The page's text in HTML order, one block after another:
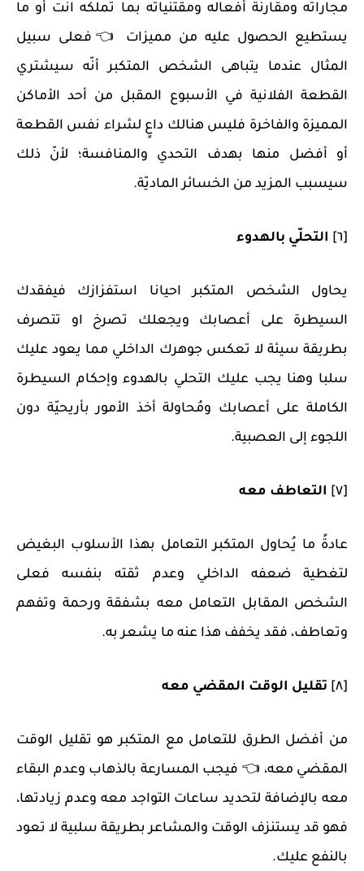
مجاراته ومقارنة أفعاله ومقتنياته بما تملكه انت أو ما
يستطيع الحصول عليه من مميزات 👈فعلى سبيل
المثال عندما يتباهى الشخص المتكبر أنّه سيشتري
القطعة الفلانية في الأسبوع المقبل من أحد الأماكن
المميزة والفاخرة فليس هنالك داعٍ لشراء نفس القطعة
أو أفضل منها بهدف التحدي والمنافسة؛ لأنّ ذلك
سيسبب المزيد من الخسائر الماديّة.
التحلّي بالهدوء
يحاول الشخص المتكبر احيانا استفزازك فيفقدك
السيطرة على أعصابك ويجعلك تصرخ او تتصرف
بطريقة سيئة لا تعكس جوهرك الداخلي مما يعود عليك
سلبا وهنا يجب عليك التحلي بالهدوء وإحكام السيطرة
الكاملة على أعصابك ومُحاولة أخذ الأمور بأريحيّة دون
اللجوء إلى العصبية.
التعاطف معه
عادةً ما يُحاول المتكبر التعامل بهذا الأسلوب البغيض
لتغطية ضعفه الداخلي وعدم ثقته بنفسه فعلى
الشخص المقابل التعامل معه بشفقة ورحمة وتفهم
وتعاطف، فقد يخفف هذا عنه ما يشعر به.
تقليل الوقت المقضي معه
من أفضل الطرق للتعامل مع المتكبر هو تقليل الوقت
المقضي معه، 👈 فيجب المسارعة بالذهاب وعدم البقاء
معه بالإضافة لتحديد ساعات التواجد معه وعدم زيادتها،
فهو قد يستنزف الوقت والمشاعر بطريقة سلبية لا تعود
بالنفع عليك.